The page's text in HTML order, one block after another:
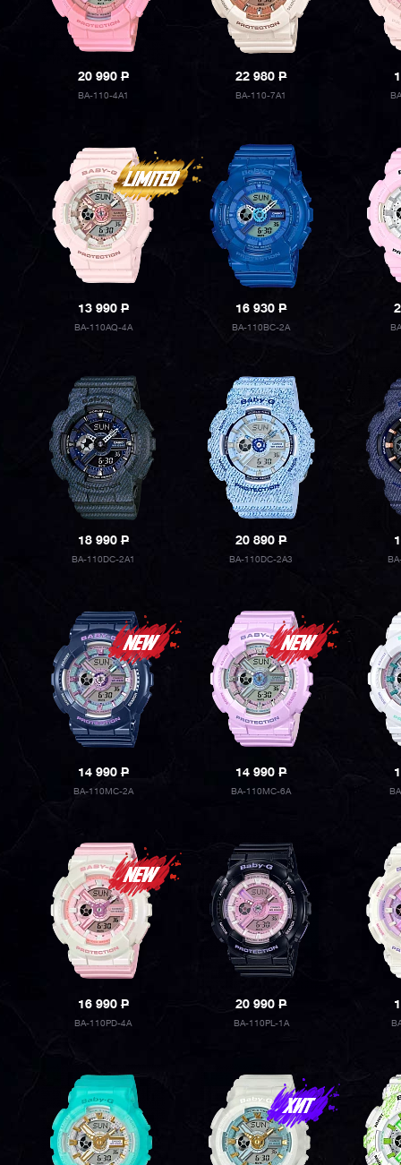
20 990P
BA-110-4A1
22 980P
BA-110-7A1
13 990P
BA-110AQ-4A
16 930P
BA-110BC-2A
18 990P
BA-110DC-2A1
20 890P
BA-110DC-2A3
14 990P
BA-110MC-2A
14 990P
BA-110MC-6A
16 990P
BA-110PD-4A
20 990P
BA-110PL-1A